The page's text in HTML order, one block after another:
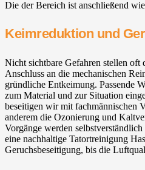
Die der Bereich ist anschließend
Keimreduktion und
Nicht sichtbare Gefahren stellen oft
Anschluss an die mechanischen
gründliche Entkeimung. Passende
zum Material und zur Situation
beseitigen wir mit fachmännischen
anderem die Ozonierung und
Vorgänge werden
eine nachhaltige Tatortreinigung
Geruchsbeseitigung, bis die